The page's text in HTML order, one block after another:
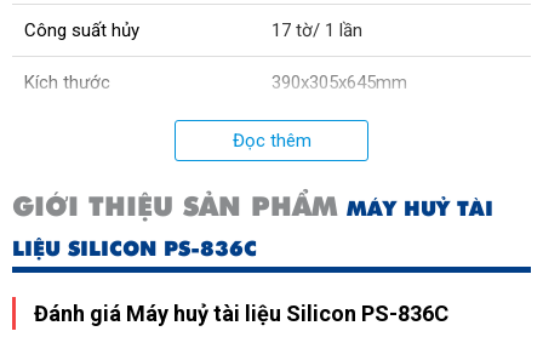
Công suất hủy 17 tờ/ 1 lần
Kích thước 390x305x645mm
Nhật Bản
Đọc thêm
GIỚI THIỆU SẢN PHẨM MÁY HUỶ TÀI
LIỆU SILICON PS-836C
Đánh giá Máy huỷ tài liệu Silicon PS-836C